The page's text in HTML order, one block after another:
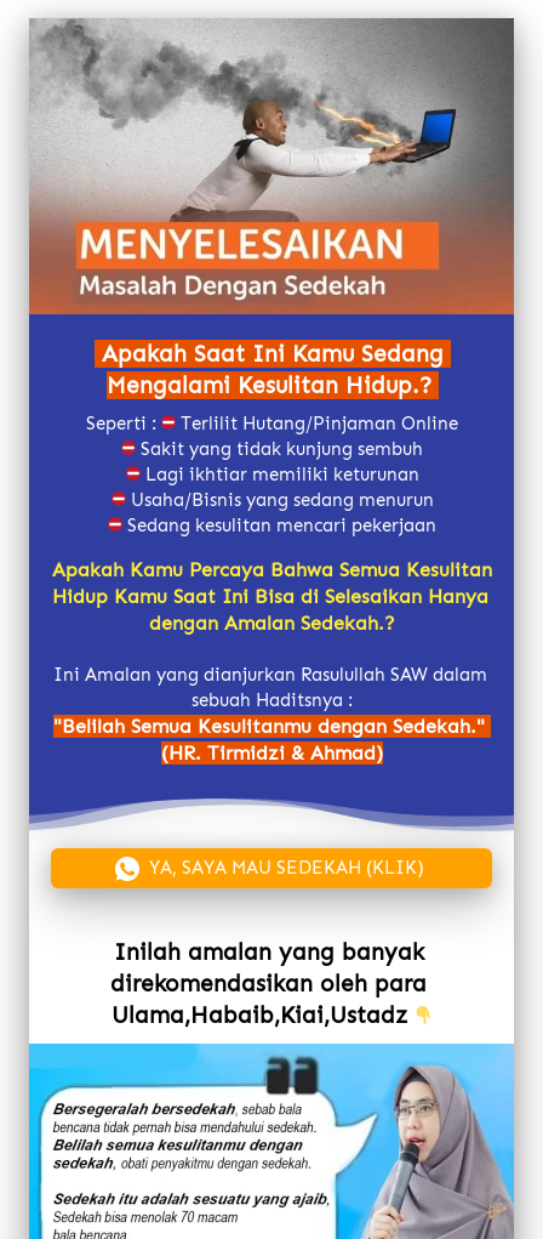
Apakah Saat Ini Kamu Sedang
Mengalami Kesulitan Hidup.?
Seperti :
Terlilit Hutang/Pinjaman Online
Sakit yang tidak kunjung sembuh
Lagi ikhtiar memiliki keturunan
Usaha/Bisnis yang sedang menurun
Sedang kesulitan mencari pekerjaan
Apakah Kamu Percaya Bahwa Semua Kesulitan
Hidup Kamu Saat Ini Bisa di Selesaikan Hanya
dengan Amalan Sedekah.?
Ini Amalan yang dianjurkan Rasulullah SAW dalam
sebuah Haditsnya :
"Belilah Semua Kesulitanmu dengan Sedekah."
(HR. Tirmidzi & Ahmad)
` YA, SAYA MAU SEDEKAH (KLIK)
Inilah amalan yang banyak
direkomendasikan oleh para
Ulama,Habaib,Kiai,Ustadz